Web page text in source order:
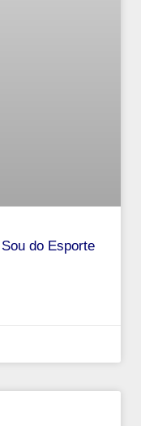
do Esporte